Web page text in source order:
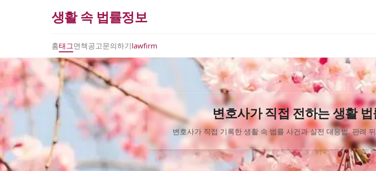
생활 속 법률정보
홈태그면책공고문의하기lawfirm
변호사가 직접 전하는 생활
변호사가 직접 기록한 생활 속 법률 사건과 실전 대응법. 판례